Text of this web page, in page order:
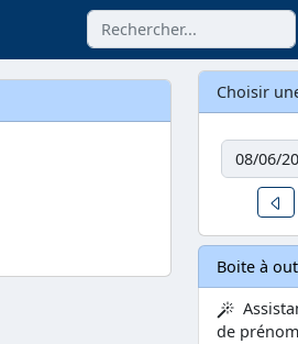
Choisir
Boite à
de prénom